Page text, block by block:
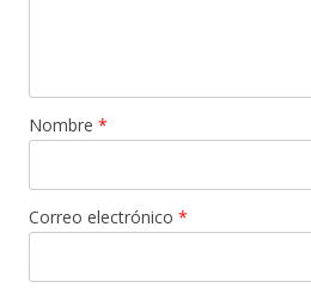
Nombre *
Correo electrónico *